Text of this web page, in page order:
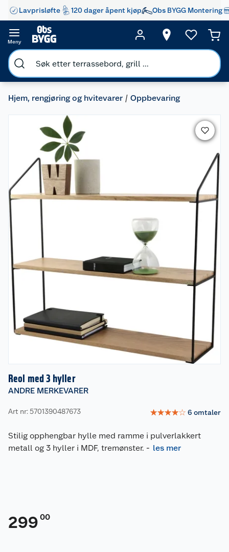
Lavprisløfte 120 dager åpent kjøp Obs BYGG Montering
Meny
Hjem, rengjøring og hvitevarer Oppbevaring
Reol med 3 hyller
ANDRE MERKEVARER
Art nr: 5701390487673 ☆☆☆☆☆ 6 omtaler
Stilig opphengbar hylle med ramme i pulverlakkert
metall og 3 hyller i MDF, tremønster. - les mer
299 00